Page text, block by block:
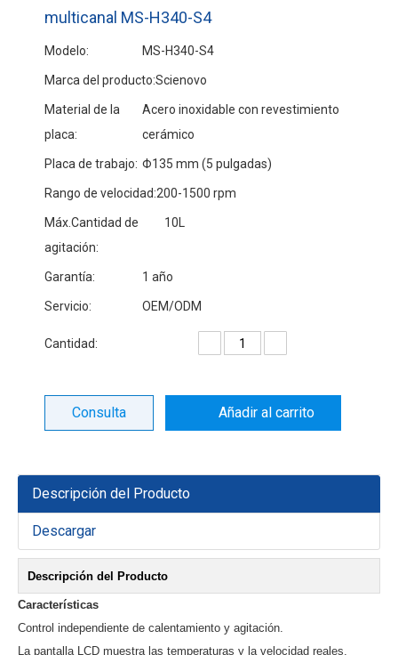
multicanal MS-H340-S4
Modelo: MS-H340-S4
Marca del producto:Scienovo
Material de la
placa:
Acero inoxidable con revestimiento
cerámico
Placa de trabajo: Φ135 mm (5 pulgadas)
Rango de velocidad:200-1500 rpm
Máx.Cantidad de
agitación:
10L
Garantía: 1 año
Servicio: OEM/ODM
Cantidad:
Consulta Añadir al carrito
Descripción del Producto
Descargar
Descripción del Producto
Características
Control independiente de calentamiento y agitación.
La pantalla LCD muestra las temperaturas y la velocidad reales.